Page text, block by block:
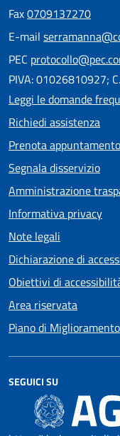
Fax0709137270
E-mail
PEC
PIVA: 01026810927;
Leggi le domande
Richiedi assistenza
Prenota appuntamento
Segnala disservizio
Amministrazione
Informativa privacy
Note legali
Dichiarazione di
Obiettivi di
Area riservata
Piano di
SEGUICI SU